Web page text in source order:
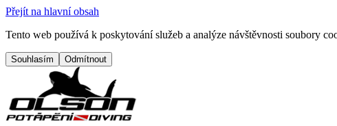
Přejít na hlavní obsah
Tento web používá k poskytování služeb a analýze návštěvnosti soubory